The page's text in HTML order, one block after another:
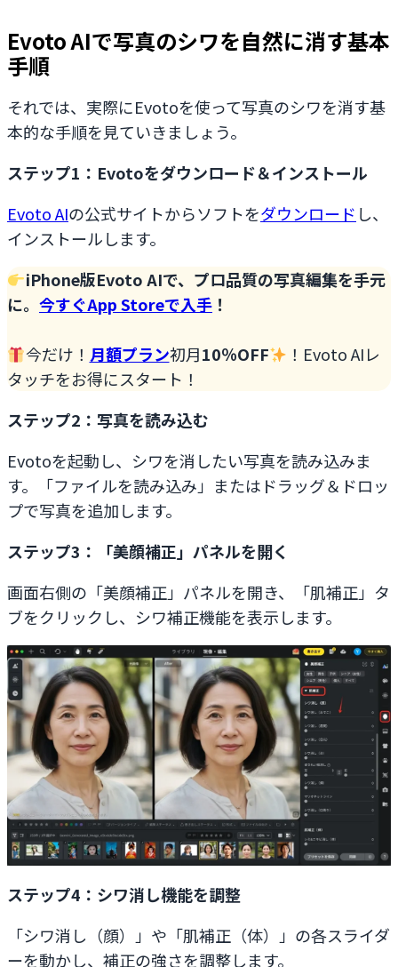
Evoto AIで写真のシワを自然に消す基本
手順
それでは、実際にEvotoを使って写真のシワを消す基
本的な手順を見ていきましょう。
ステップ1：Evotoをダウンロード＆インストール
Evoto AIの公式サイトからソフトをダウンロード し、
インストールします。
iPhone版Evoto AIで、プロ品質の写真編集を手元
に。 今すぐApp Storeで入手 ！
今だけ！ 月額プラン初月10％OFF
！Evoto AIレ
タッチをお得にスタート！
ステップ2：写真を読み込む
Evotoを起動し、シワを消したい写真を読み込みま
す。「ファイルを読み込み」またはドラッグ＆ドロッ
プで写真を追加します。
ステップ3：「美顔補正」パネルを開く
画面右側の「美顔補正」パネルを開き、「肌補正」タ
ブをクリックし、シワ補正機能を表示します。
ステップ4：シワ消し機能を調整
「シワ消し（顔）」や「肌補正（体）」の各スライダ
ーを動かし、補正の強さを調整します。